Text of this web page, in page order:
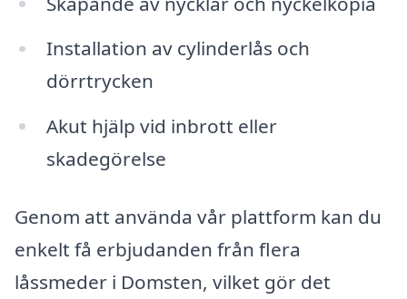
Installation av cylinderlås och
dörrtrycken
Akut hjälp vid inbrott eller
skadegörelse
Genom att använda vår plattform kan du
enkelt få erbjudanden från flera
låssmeder i Domsten, vilket gör det